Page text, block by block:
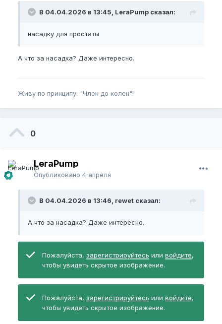
В 04.04.2026 в 13:45, LeraPump сказал:
насадку для простаты
А что за насадка? Даже интересно.
Живу по принципу: "Член до колен"!
0
LeraPump
Опубликовано 4 апреля
В 04.04.2026 в 13:46, rewet сказал:
А что за насадка? Даже интересно.
Пожалуйста, зарегистрируйтесь или войдите,
чтобы увидеть скрытое изображение.
Пожалуйста, зарегистрируйтесь или войдите,
чтобы увидеть скрытое изображение.